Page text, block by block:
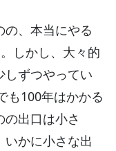
の、本当にやる
しかし、大々的
しずつやってい
も100年はかかる
出口は小さ
いかに小さな出